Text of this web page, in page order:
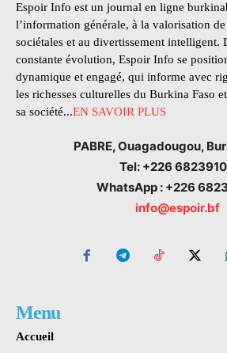
Espoir Info est un journal en ligne
l’information générale, à la valorisation
sociétales et au divertissement intelligent.
constante évolution, Espoir Info se
dynamique et engagé, qui informe avec
les richesses culturelles du Burkina Faso
sa société...EN SAVOIR PLUS
PABRE, Ouagadougou,
Tel: +226
WhatsApp : +226
info@espoir.bf
Menu
Accueil